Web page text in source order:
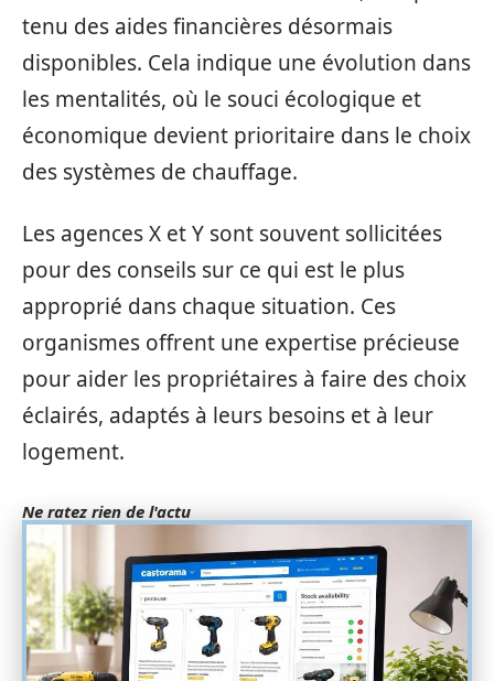
tenu des aides financières désormais
disponibles. Cela indique une évolution dans
les mentalités, où le souci écologique et
économique devient prioritaire dans le choix
des systèmes de chauffage.
Les agences X et Y sont souvent sollicitées
pour des conseils sur ce qui est le plus
approprié dans chaque situation. Ces
organismes offrent une expertise précieuse
pour aider les propriétaires à faire des choix
éclairés, adaptés à leurs besoins et à leur
logement.
Ne ratez rien de l'actu